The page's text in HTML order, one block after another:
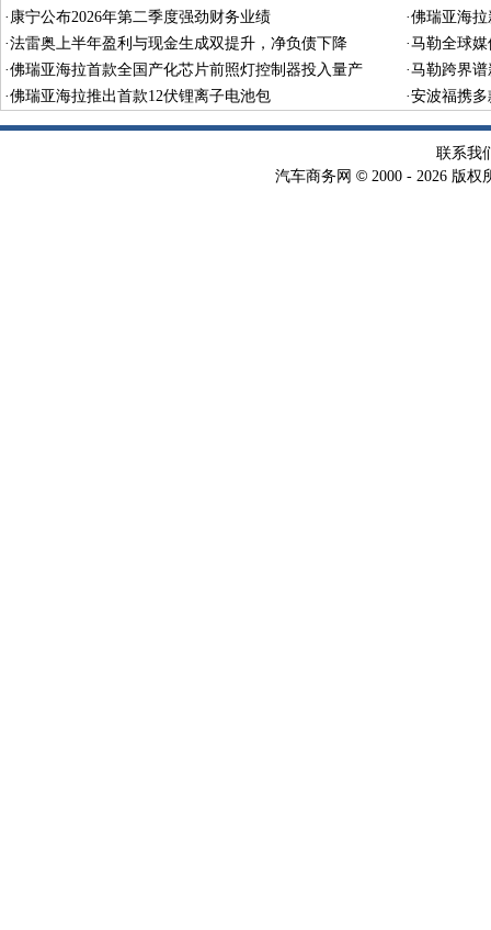
· 康宁公布2026年第二季度强劲财务业绩 ·佛瑞亚海
·法雷奥上半年盈利与现金生成双提升，净负债下降 ·马勒全球
·佛瑞亚海拉首款全国产化芯片前照灯控制器投入量产 ·马勒跨界
·佛瑞亚海拉推出首款12伏锂离子电池包 ·安波福携
联系我
汽车商务网 © 2000 - 2026 版权